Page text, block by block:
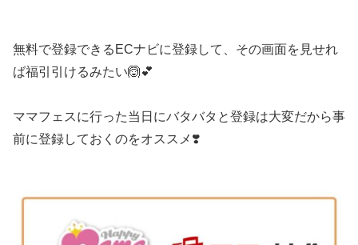
無料で登録できるECナビに登録して、その画面を見せれ
ば福引引けるみたい🙆‍💕
ママフェスに行った当日にバタバタと登録は大変だから事
前に登録しておくのをオススメ❣️